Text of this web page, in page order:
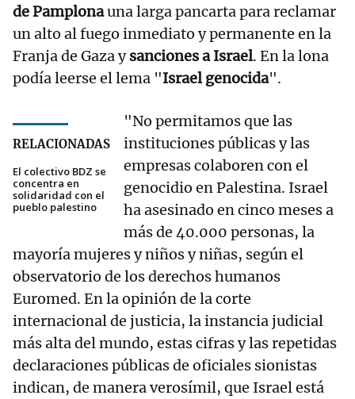
de Pamplonauna larga pancarta para reclamar
un alto al fuego inmediato y permanente en la
Franja de Gaza ysanciones a Israel. En la lona
podía leerse el lema "Israel genocida".
RELACIONADAS
El colectivo BDZ se
concentra en
solidaridad con el
pueblo palestino
"No permitamos que las
instituciones públicas y las
empresas colaboren con el
genocidio en Palestina. Israel
ha asesinado en cinco meses a
más de 40.000 personas, la
mayoría mujeres y niños y niñas, según el
observatorio de los derechos humanos
Euromed. En la opinión de la corte
internacional de justicia, la instancia judicial
más alta del mundo, estas cifras y las repetidas
declaraciones públicas de oficiales sionistas
indican, de manera verosímil, que Israel está